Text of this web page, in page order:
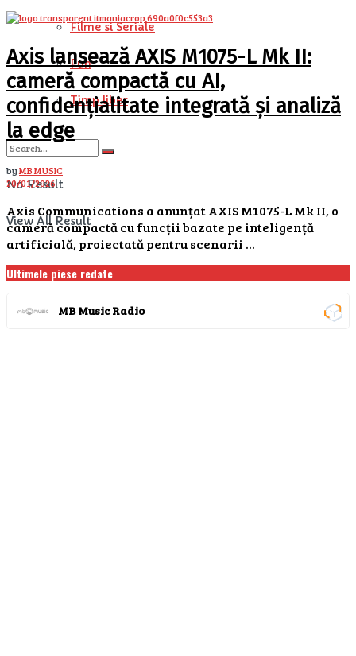
Filme si Seriale
Fun
Timp liber
No Result
View All Result
Axis lansează AXIS M1075-L Mk II:
cameră compactă cu AI,
confidențialitate integrată și analiză
la edge
byMB MUSIC
20/01/2026
Axis Communications a anunțat AXIS M1075-L Mk II, o
cameră compactă cu funcții bazate pe inteligență
artificială, proiectată pentru scenarii ...
Ultimele piese redate
MB Music Radio